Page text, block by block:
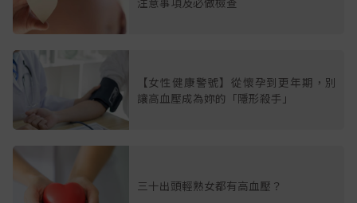
【女性健康警號】從懷孕到更年期，別
讓高血壓成為妳的「隱形殺手」
三十出頭輕熟女都有高血壓？